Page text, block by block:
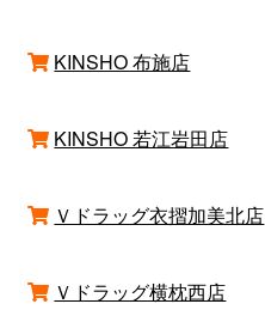
KINSHO 布施店
KINSHO 若江岩田店
Ｖドラッグ衣摺加美北店
Ｖドラッグ横枕西店